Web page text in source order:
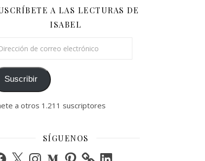
A LAS LECTURAS DE
ISABEL
Suscribir
a otros 1.211 suscriptores
SÍGUENOS
X InstagramMediumPinterest LinkedIn